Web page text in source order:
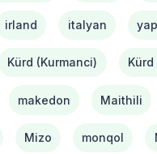
irland italyan
Kürd (Kurmanci) Kürd
makedon Maithili
Mizo monqol